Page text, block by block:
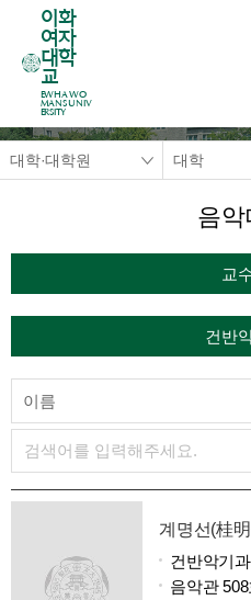
이화
여자
대학
교
EWHA WO
MANS UNIV
ERSITY
대학·대학원 대학
음
교
건반
이름
계명선(桂
건반악기과
음악관 508